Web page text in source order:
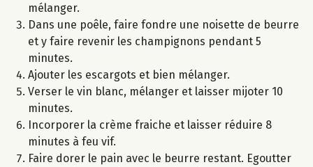
mélanger.
Dans une poêle, faire fondre une noisette de beurre
et y faire revenir les champignons pendant 5
minutes.
Ajouter les escargots et bien mélanger.
Verser le vin blanc, mélanger et laisser mijoter 10
minutes.
Incorporer la crème fraiche et laisser réduire 8
minutes à feu vif.
Faire dorer le pain avec le beurre restant. Egoutter